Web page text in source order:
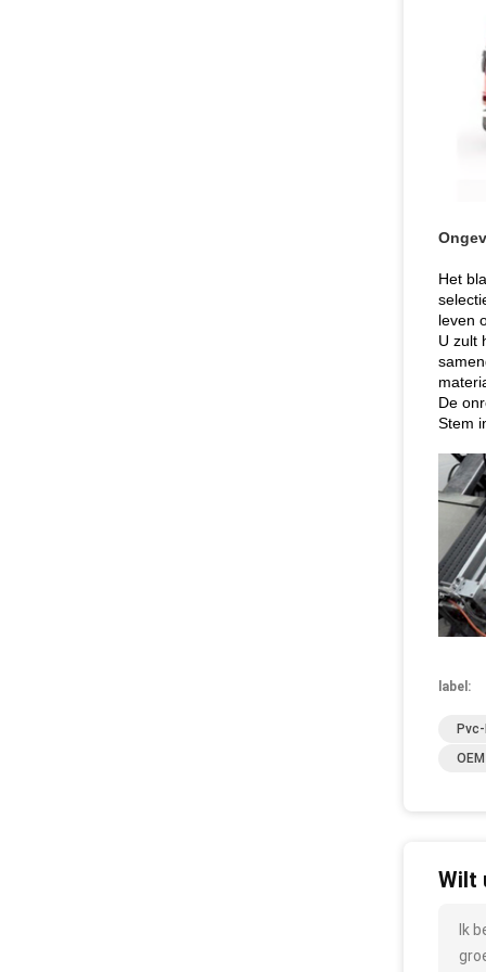
Het
leven
U zult
De
Stem
label:
Wilt
Ik